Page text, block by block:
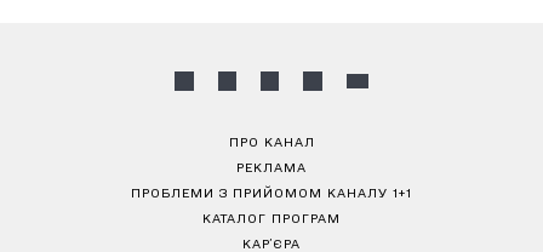
ПРО КАНАЛ
РЕКЛАМА
ПРОБЛЕМИ З ПРИЙОМОМ КАНАЛУ 1+1
КАТАЛОГ ПРОГРАМ
КАР’ЄРА